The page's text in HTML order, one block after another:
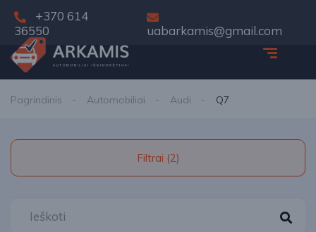
+370 614
36550
uabarkamis@gmail.com
Pagrindinis Automobiliai Audi Q7
Filtrai (2)